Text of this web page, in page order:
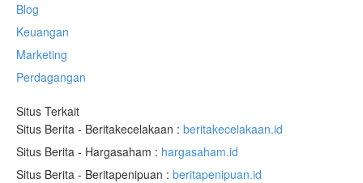
Blog
Keuangan
Marketing
Perdagangan
Situs Terkait
Situs Berita - Beritakecelakaan : beritakecelakaan.id
Situs Berita - Hargasaham : hargasaham.id
Situs Berita - Beritapenipuan : beritapenipuan.id